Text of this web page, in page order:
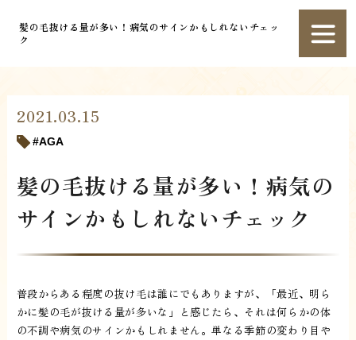
髪の毛抜ける量が多い！病気のサインかもしれないチェッ
ク
2021.03.15
AGA
髪の毛抜ける量が多い！病気の
サインかもしれないチェック
普段からある程度の抜け毛は誰にでもありますが、「最近、明ら
かに髪の毛が抜ける量が多いな」と感じたら、それは何らかの体
の不調や病気のサインかもしれません。単なる季節の変わり目や